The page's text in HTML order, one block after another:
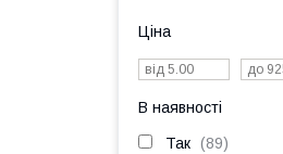
Ціна
В наявності
Так 89